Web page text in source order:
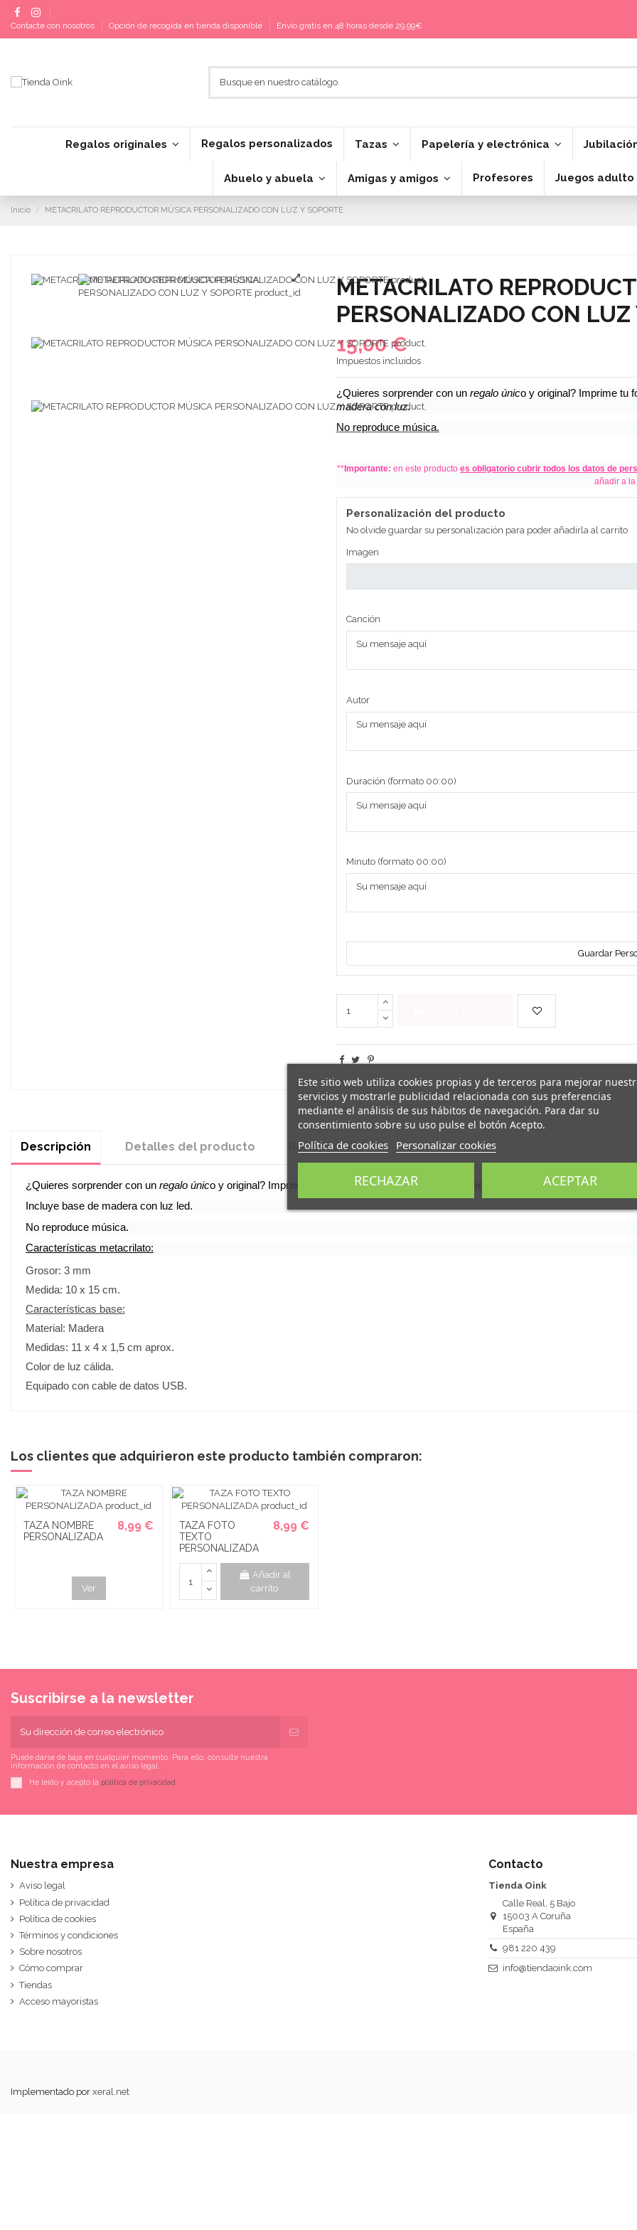
Contacte con nosotros Opción de recogida en tienda disponible Envío gratis en 48 horas desde 29,99€
Regalos originales Regalos personalizados Tazas Papelería y electrónica
Abuelo y abuela Amigas y amigos Profesores Juegos adulto
Inicio METACRILATO REPRODUCTOR MÚSICA PERSONALIZADO CON LUZ Y SOPORTE
METACRILATO
PERSONALIZADO CON LUZ
15,00 €
Impuestos incluidos
¿Quieres sorprender con unregalo único y original? Imprime tu
madera con luz.
No reproduce música.
** Importante: en este productoes obligatorio cubrir todos los datos de
añadir a
Personalización del producto
No olvide guardar su personalización para poder añadirla al carrito
Imagen
Canción
Autor
Duración (formato 00:00)
Minuto (formato 00:00)
Guardar
Descripción Detalles del producto Reseñas(0)
¿Quieres sorprender con unregalo único y original? Imprime tu foto y canción favorita sobre un
metacrilato.
Incluye base de madera con luz led.
No reproduce música.
Características metacrilato:
Grosor: 3 mm
Medida: 10 x 15 cm.
Características base:
Material: Madera
Medidas: 11 x 4 x 1,5 cm aprox.
Color de luz cálida.
Equipado con cable de datos USB.
Los clientes que adquirieron este producto también compraron:
TAZA NOMBRE
PERSONALIZADA
8,99 €
Ver
TAZA FOTO
TEXTO
PERSONALIZADA
8,99 €
Añadir al
carrito
Suscribirse a la newsletter
Puede darse de baja en cualquier momento. Para ello, consulte nuestra
información de contacto en el aviso legal.
He leído y acepto la política de privacidad
Nuestra empresa
Aviso legal
Política de privacidad
Política de cookies
Términos y condiciones
Sobre nosotros
Cómo comprar
Tiendas
Acceso mayoristas
Contacto
Tienda Oink
Calle Real, 5 Bajo
15003 A Coruña
España
981 220 439
info@tiendaoink.com
Este sitio web utiliza cookies propias y de terceros para mejorar
servicios y mostrarle publicidad relacionada con sus preferencias
mediante el análisis de sus hábitos de navegación. Para dar su
consentimiento sobre su uso pulse el botón Acepto.
Política de cookies Personalizar cookies
RECHAZAR ACEPTAR
Implementado por xeral.net